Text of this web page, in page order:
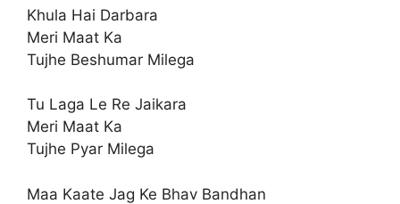
Khula Hai Darbara
Meri Maat Ka
Tujhe Beshumar Milega
Tu Laga Le Re Jaikara
Meri Maat Ka
Tujhe Pyar Milega
Maa Kaate Jag Ke Bhav Bandhan